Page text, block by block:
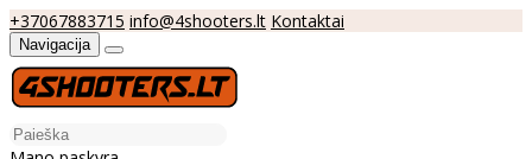
+37067883715 info@4shooters.lt Kontaktai
Navigacija